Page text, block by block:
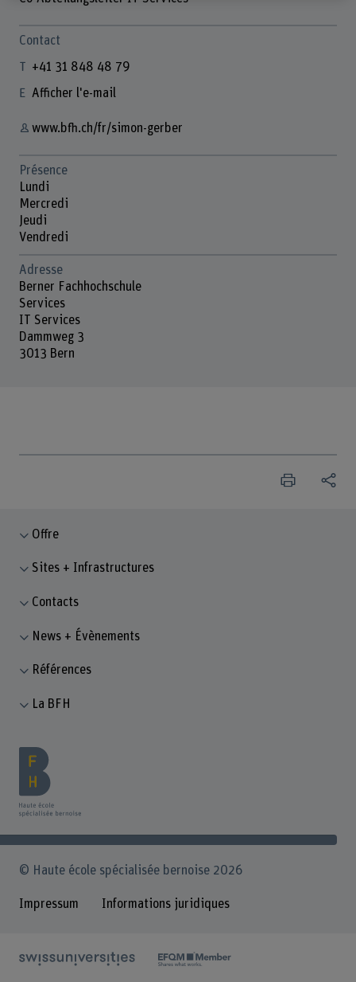
Contact
+41 31 848 48 79
Afficher l'e-mail
www.bfh.ch/fr/simon-gerber
Présence
Lundi
Mercredi
Jeudi
Vendredi
Adresse
Berner Fachhochschule
Services
IT Services
Dammweg 3
3013 Bern
Offre
Sites + Infrastructures
Contacts
News + Évènements
Références
La BFH
© Haute école spécialisée bernoise 2026
Impressum Informations juridiques